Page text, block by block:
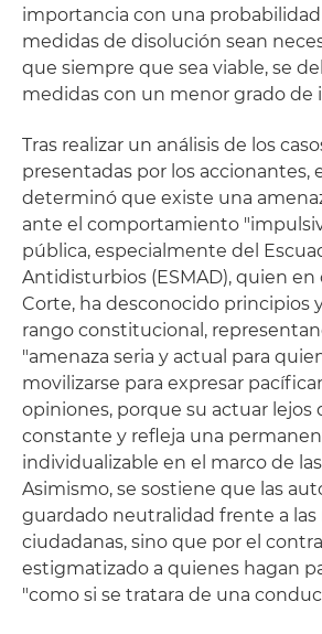
importancia con una probabilidad
medidas de disolución sean
que siempre que sea viable, se
medidas con un menor grado de
Tras realizar un análisis de los
presentadas por los accionantes,
determinó que existe una
ante el comportamiento
pública, especialmente del
Antidisturbios (ESMAD), quien en
Corte, ha desconocido principios
rango constitucional,
"amenaza seria y actual para
movilizarse para expresar
opiniones, porque su actuar lejos
constante y refleja una
individualizable en el marco de
Asimismo, se sostiene que las
guardado neutralidad frente a
ciudadanas, sino que por el
estigmatizado a quienes hagan
"como si se tratara de una